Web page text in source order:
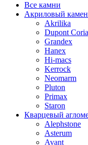
Все камни
Акриловый
Akrilika
Dupont
Grandex
Hanex
Hi-macs
Kerrock
Neomarm
Pluton
Primax
Staron
Кварцевый
Alephstone
Asterum
Avant